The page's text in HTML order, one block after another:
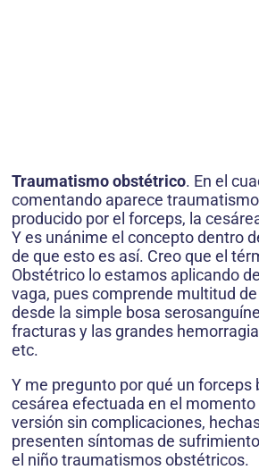
Traumatismo obstétrico. En el
comentando aparece
producido por el forceps, la
Y es unánime el concepto dentro
de que esto es así. Creo que el
Obstétrico lo estamos aplicando
vaga, pues comprende multitud
desde la simple bosa
fracturas y las grandes
etc.
Y me pregunto por qué un forceps
cesárea efectuada en el momento
versión sin complicaciones,
presenten síntomas de
el niño traumatismos obstétricos.